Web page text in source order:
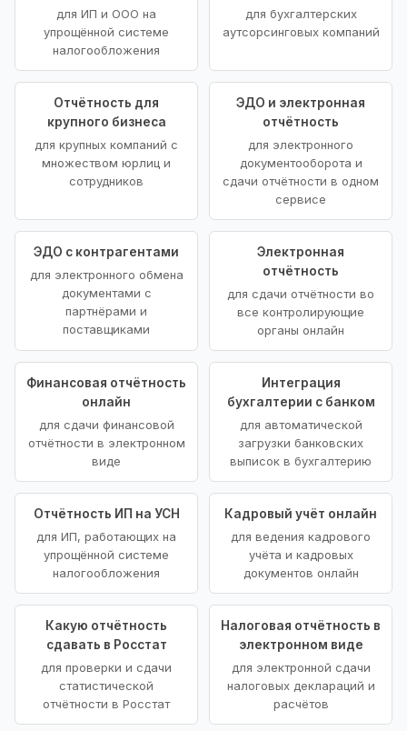
для ИП и ООО на
упрощённой системе
налогообложения
для бухгалтерских
аутсорсинговых компаний
Отчётность для
крупного бизнеса
для крупных компаний с
множеством юрлиц и
сотрудников
ЭДО и электронная
отчётность
для электронного
документооборота и
сдачи отчётности в одном
сервисе
ЭДО с контрагентами
для электронного обмена
документами с
партнёрами и
поставщиками
Электронная
отчётность
для сдачи отчётности во
все контролирующие
органы онлайн
Финансовая отчётность
онлайн
для сдачи финансовой
отчётности в электронном
виде
Интеграция
бухгалтерии с банком
для автоматической
загрузки банковских
выписок в бухгалтерию
Отчётность ИП на УСН
для ИП, работающих на
упрощённой системе
налогообложения
Кадровый учёт онлайн
для ведения кадрового
учёта и кадровых
документов онлайн
Какую отчётность
сдавать в Росстат
для проверки и сдачи
статистической
отчётности в Росстат
Налоговая отчётность в
электронном виде
для электронной сдачи
налоговых деклараций и
расчётов